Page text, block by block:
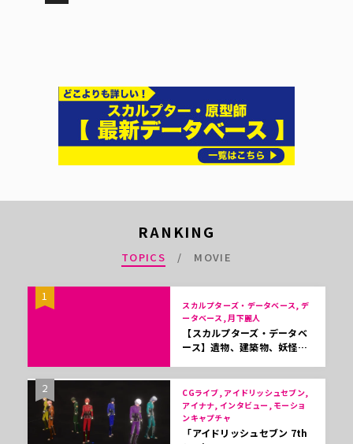
RANKING
TOPICS MOVIE
1
スカルプターズ・データベース, デ
ータベース, 月下麗人
【スカルプターズ・データベ
ース】遺物、建築物、妖怪…
2
CGライブ, アイドリッシュセブン,
アイナナ, インタビュー, モーショ
ンキャプチャ
「アイドリッシュセブン 7th